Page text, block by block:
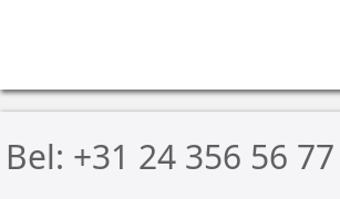
Instructiefilms bij de boeken
Bel: +31 24 356 56 77